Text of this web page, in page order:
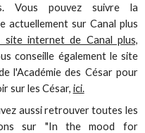
Vous pouvez suivre la
actuellement sur Canal plus
site internet de Canal plus,
conseille également le site
l'Académie des César pour
sur les César, ici.
aussi retrouver toutes les
sur "In the mood for